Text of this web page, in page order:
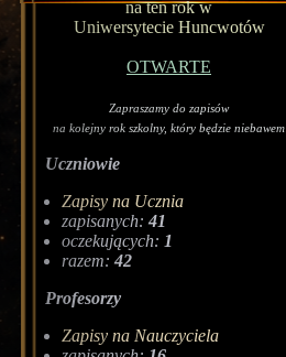
na ten rok w
Uniwersytecie Huncwotów
OTWARTE
Zapraszamy do zapisów
na kolejny rok szkolny, który będzie niebawem
Uczniowie
Zapisy na Ucznia
zapisanych: 41
oczekujących: 1
razem: 42
Profesorzy
Zapisy na Nauczyciela